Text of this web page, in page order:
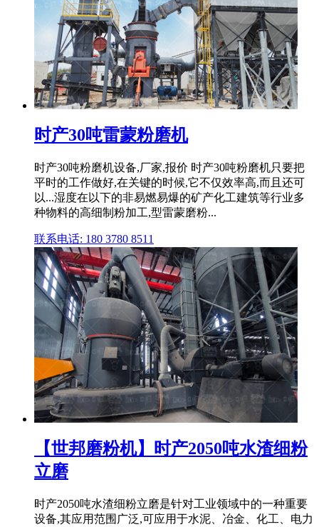
时产30吨雷蒙粉磨机
时产30吨粉磨机设备,厂家,报价 时产30吨粉磨机只要把
平时的工作做好,在关键的时候,它不仅效率高,而且还可
以...湿度在以下的非易燃易爆的矿产化工建筑等行业多
种物料的高细制粉加工,型雷蒙磨粉...
联系电话: 180 3780 8511
【世邦磨粉机】时产2050吨水渣细粉
立磨
时产2050吨水渣细粉立磨是针对工业领域中的一种重要
设备,其应用范围广泛,可应用于水泥、冶金、化工、电力